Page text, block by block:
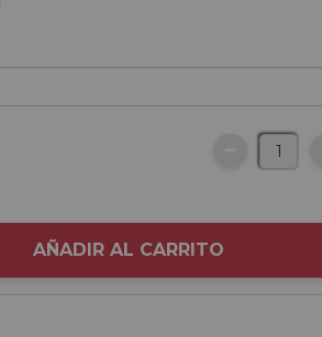
AÑADIR AL CARRITO